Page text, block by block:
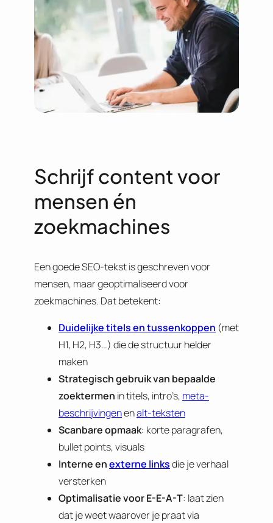
Schrijf content voor
mensen én
zoekmachines
Een goede SEO-tekst is geschreven voor
mensen, maar geoptimaliseerd voor
zoekmachines. Dat betekent:
Duidelijke titels en tussenkoppen (met
H1, H2, H3…) die de structuur helder
maken
Strategisch gebruik van bepaalde
zoektermen in titels, intro’s, meta-
beschrijvingenenalt-teksten
Scanbare opmaak: korte paragrafen,
bullet points, visuals
Interne enexterne linksdie je verhaal
versterken
Optimalisatie voor E-E-A-T: laat zien
dat je weet waarover je praat via